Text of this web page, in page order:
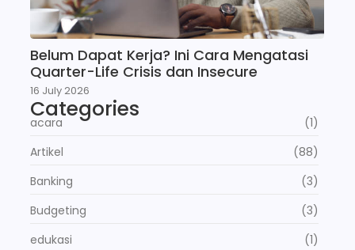
Belum Dapat Kerja? Ini Cara Mengatasi
Quarter-Life Crisis dan Insecure
16 July 2026
Categories
acara
(1)
Artikel
(88)
Banking
(3)
Budgeting
(3)
edukasi
(1)